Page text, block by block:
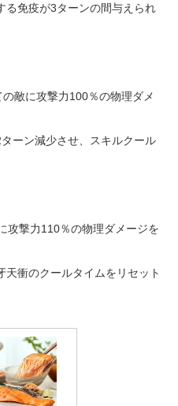
る免疫が3ターンの間与えられ
敵に攻撃力100％の物理ダメ
ーン減少させ、スキルクール
攻撃力110％の物理ダメージを
衝のクールタイムをリセット